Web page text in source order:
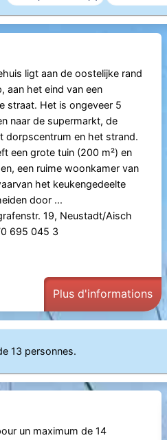
ligt aan de oostelijke rand
aan het eind van een
straat. Het is ongeveer 5
naar de supermarkt, de
dorpscentrum en het strand.
een grote tuin (200 m²) en
een ruime woonkamer van
het keukengedeelte
door ...
19, Neustadt/Aisch
695 045 3
Plus d'informations
13 personnes.
un maximum de 14